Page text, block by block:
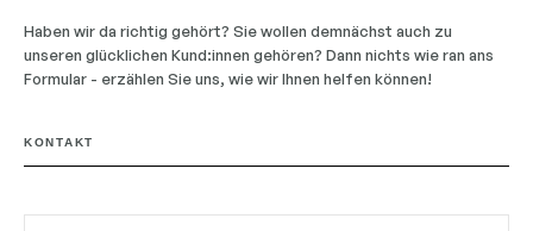
Haben wir da richtig gehört? Sie wollen demnächst auch zu
unseren glücklichen Kund:innen gehören? Dann nichts wie ran ans
Formular - erzählen Sie uns, wie wir Ihnen helfen können!
KONTAKT